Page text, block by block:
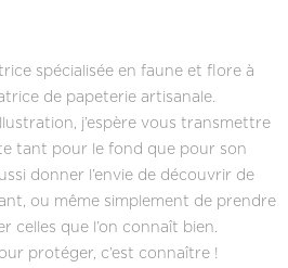
spécialisée en faune et flore à
de papeterie artisanale.
j’espère vous transmettre
tant pour le fond que pour son
donner l’envie de découvrir de
ou même simplement de prendre
celles que l’on connaît bien.
protéger, c’est connaître !